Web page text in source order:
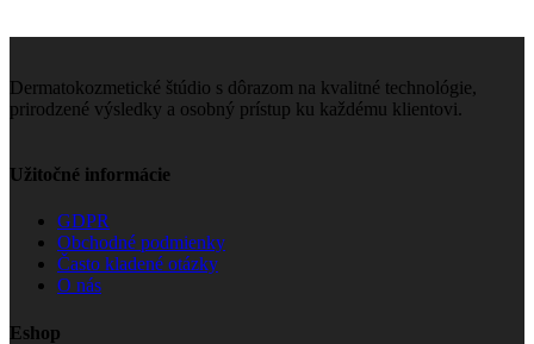
Dermatokozmetické štúdio s dôrazom na kvalitné technológie,
prirodzené výsledky a osobný prístup ku každému klientovi.
Užitočné informácie
GDPR
Obchodné podmienky
Často kladené otázky
O nás
Eshop